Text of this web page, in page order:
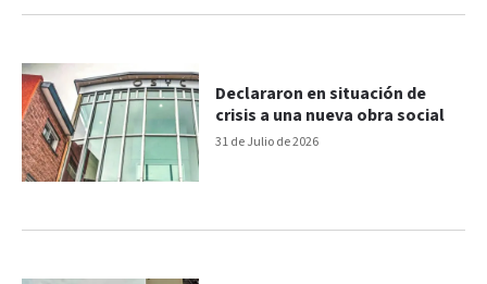
31 de Julio de 2026
Declararon en situación de
crisis a una nueva obra social